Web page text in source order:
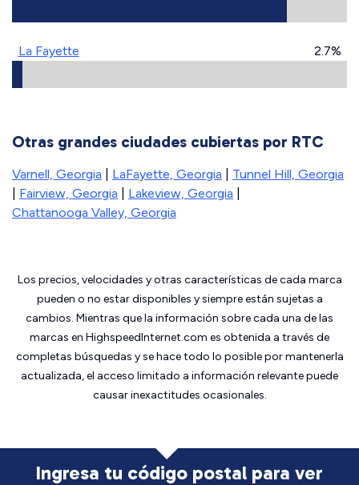
La Fayette 2.7%
Otras grandes ciudades cubiertas por RTC
Varnell, Georgia LaFayette, Georgia
Tunnel Hill, Georgia
Fairview, Georgia Lakeview, Georgia
Chattanooga Valley, Georgia
Los precios, velocidades y otras características de cada marca
pueden o no estar disponibles y siempre están sujetas a
cambios. Mientras que la información sobre cada una de las
marcas en HighspeedInternet.com es obtenida a través de
completas búsquedas y se hace todo lo posible por mantenerla
actualizada, el acceso limitado a información relevante puede
causar inexactitudes ocasionales.
Ingresa tu código postal para ver